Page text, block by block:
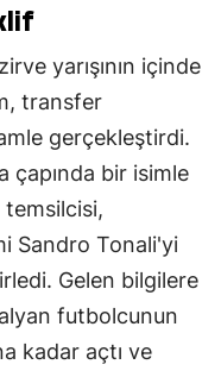
yarışının içinde
transfer
gerçekleştirdi.
çapında bir isimle
Sandro Tonali'yi
Gelen bilgilere
futbolcunun
kadar açtı ve